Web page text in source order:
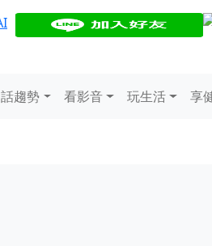
話趨勢 看影音 玩生活 享